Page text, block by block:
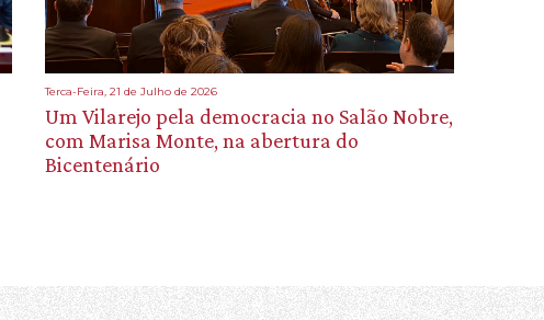
Terca-Feira, 21 de Julho de 2026
Um Vilarejo pela democracia no Salão Nobre,
com Marisa Monte, na abertura do
Bicentenário